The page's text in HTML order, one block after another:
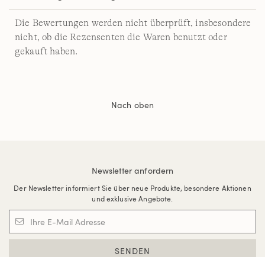
Die Bewertungen werden nicht überprüft, insbesondere
nicht, ob die Rezensenten die Waren benutzt oder
gekauft haben.
Nach oben
Newsletter anfordern
Der Newsletter informiert Sie über neue Produkte, besondere Aktionen
und exklusive Angebote.
SENDEN